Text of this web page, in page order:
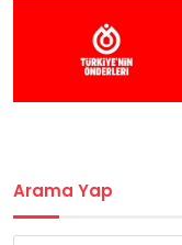
Arama Yap